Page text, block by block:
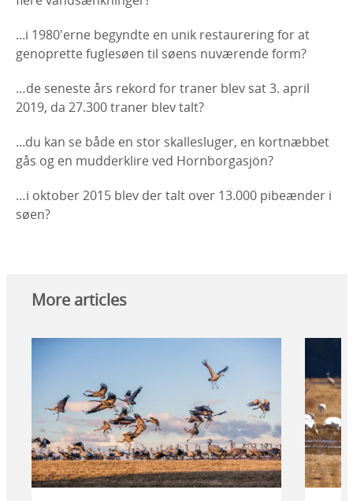
...i 1980'erne begyndte en unik restaurering for at
genoprette fuglesøen til søens nuværende form?
…de seneste års rekord for traner blev sat 3. april
2019, da 27.300 traner blev talt?
...du kan se både en stor skallesluger, en kortnæbbet
gås og en mudderklire ved Hornborgasjön?
…i oktober 2015 blev der talt over 13.000 pibeænder i
søen?
More articles